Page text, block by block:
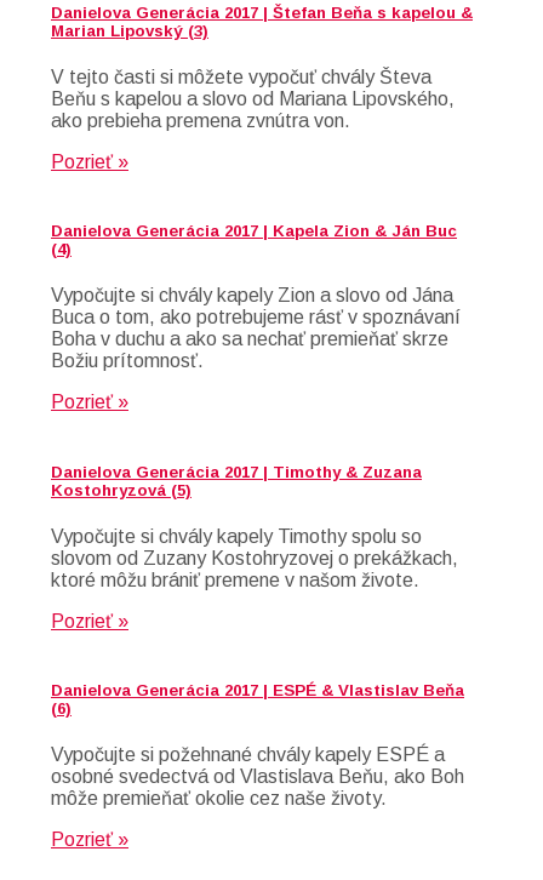
Danielova Generácia 2017 | Štefan Beňa s kapelou &
Marian Lipovský (3)
V tejto časti si môžete vypočuť chvály Števa
Beňu s kapelou a slovo od Mariana Lipovského,
ako prebieha premena zvnútra von.
Pozrieť »
Danielova Generácia 2017 | Kapela Zion & Ján Buc
(4)
Vypočujte si chvály kapely Zion a slovo od Jána
Buca o tom, ako potrebujeme rásť v spoznávaní
Boha v duchu a ako sa nechať premieňať skrze
Božiu prítomnosť.
Pozrieť »
Danielova Generácia 2017 | Timothy & Zuzana
Kostohryzová (5)
Vypočujte si chvály kapely Timothy spolu so
slovom od Zuzany Kostohryzovej o prekážkach,
ktoré môžu brániť premene v našom živote.
Pozrieť »
Danielova Generácia 2017 | ESPÉ & Vlastislav Beňa
(6)
Vypočujte si požehnané chvály kapely ESPÉ a
osobné svedectvá od Vlastislava Beňu, ako Boh
môže premieňať okolie cez naše životy.
Pozrieť »